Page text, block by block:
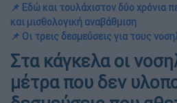
📌 Εδώ και τουλάχιστον δύο χρόνια
και μισθολογική αναβάθμιση
📌 Οι τρεις δεσμεύσεις για τους
Στα κάγκελα οι
μέτρα που δεν